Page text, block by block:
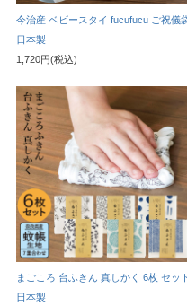
今治産 ベビースタイ fucufucu ご祝儀
日本製
1,720円(税込)
まごころ 台ふきん 真しかく 6枚 セッ
日本製